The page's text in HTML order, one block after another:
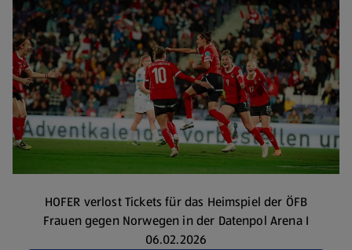
HOFER verlost Tickets für das Heimspiel der ÖFB
Frauen gegen Norwegen in der Datenpol Arena I
06.02.2026